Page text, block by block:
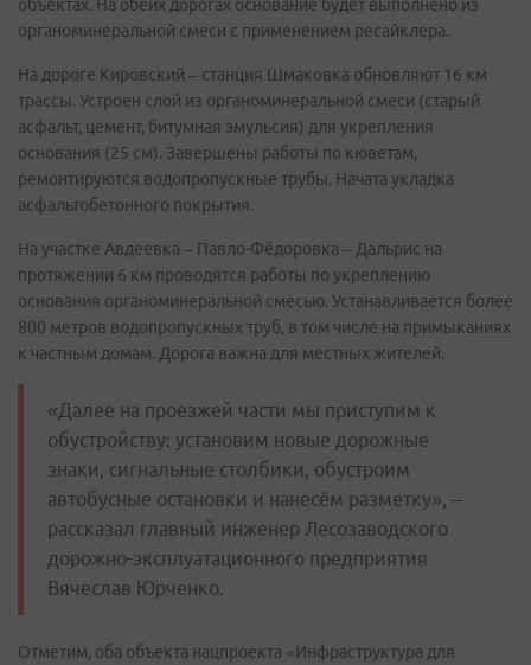
объектах. На обеих дорогах основание будет выполнено из
органоминеральной смеси с применением ресайклера.
На дороге Кировский – станция Шмаковка обновляют 16 км
трассы. Устроен слой из органоминеральной смеси (старый
асфальт, цемент, битумная эмульсия) для укрепления
основания (25 см). Завершены работы по кюветам,
ремонтируются водопропускные трубы. Начата укладка
асфальтобетонного покрытия.
На участке Авдеевка – Павло-Фёдоровка – Дальрис на
протяжении 6 км проводятся работы по укреплению
основания органоминеральной смесью. Устанавливается более
800 метров водопропускных труб, в том числе на примыканиях
к частным домам. Дорога важна для местных жителей.
«Далее на проезжей части мы приступим к
обустройству: установим новые дорожные
знаки, сигнальные столбики, обустроим
автобусные остановки и нанесём разметку», –
рассказал главный инженер Лесозаводского
дорожно-эксплуатационного предприятия
Вячеслав Юрченко.
Отметим, оба объекта нацпроекта «Инфраструктура для